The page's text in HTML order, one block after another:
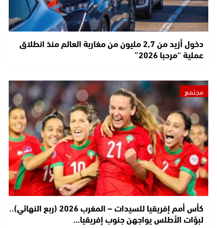
دخول أزيد من 2,7 مليون من مغاربة العالم منذ انطلاق
عملية “مرحبا 2026”
مجتمع
كأس أمم إفريقيا للسيدات – المغرب 2026 (ربع النهائي)..
لبؤات الأطلس يواجهن جنوب إفريقيا…